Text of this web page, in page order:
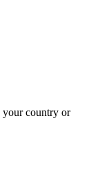
your country or